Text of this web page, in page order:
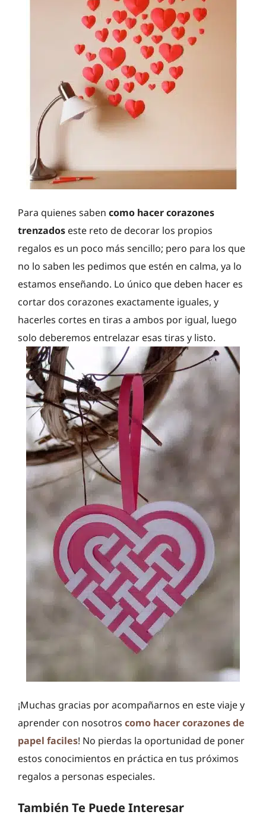
Para quienes saben como hacer corazones
trenzados este reto de decorar los propios
regalos es un poco más sencillo; pero para los que
no lo saben les pedimos que estén en calma, ya lo
estamos enseñando. Lo único que deben hacer es
cortar dos corazones exactamente iguales, y
hacerles cortes en tiras a ambos por igual, luego
solo deberemos entrelazar esas tiras y listo.
¡Muchas gracias por acompañarnos en este viaje y
aprender con nosotros como hacer corazones de
papel faciles! No pierdas la oportunidad de poner
estos conocimientos en práctica en tus próximos
regalos a personas especiales.
También Te Puede Interesar